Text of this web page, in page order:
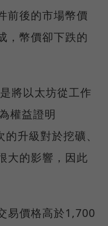
前後的市場幣價
，幣價卻下跌的
將以太坊從工作
權益證明
升級對於挖礦、
大的影響，因此
易價格高於1,700